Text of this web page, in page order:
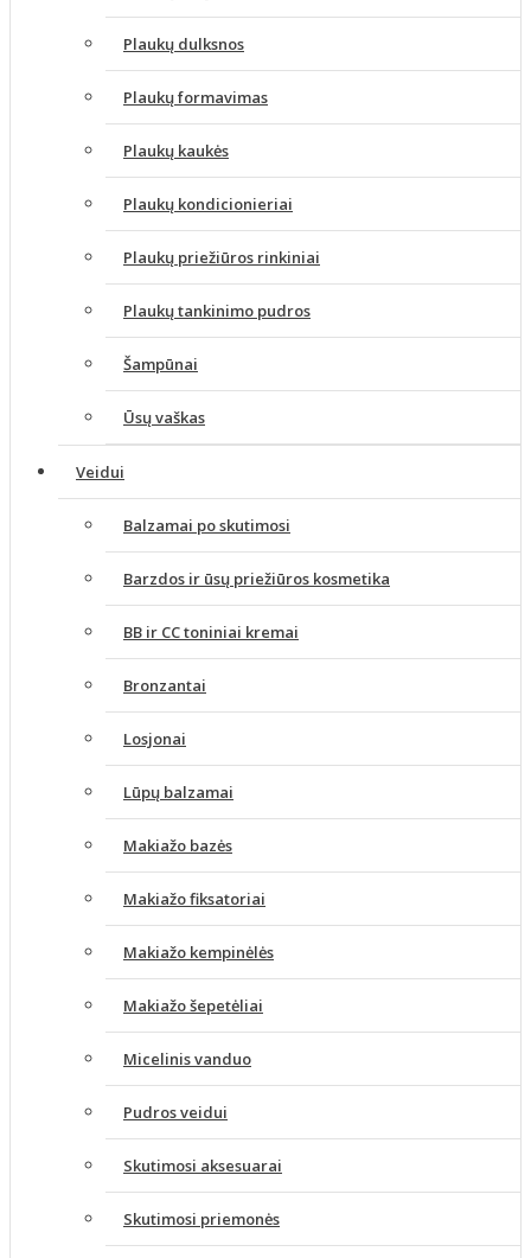
Plaukų dulksnos
Plaukų formavimas
Plaukų kaukės
Plaukų kondicionieriai
Plaukų priežiūros rinkiniai
Plaukų tankinimo pudros
Šampūnai
Ūsų vaškas
Veidui
Balzamai po skutimosi
Barzdos ir ūsų priežiūros kosmetika
BB ir CC toniniai kremai
Bronzantai
Losjonai
Lūpų balzamai
Makiažo bazės
Makiažo fiksatoriai
Makiažo kempinėlės
Makiažo šepetėliai
Micelinis vanduo
Pudros veidui
Skutimosi aksesuarai
Skutimosi priemonės